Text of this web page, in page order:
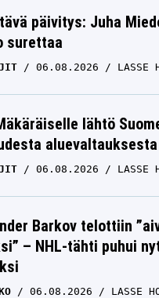
päivitys: Juha
surettaa
06.08.2026 LASSE
lähtö
aluevaltauksesta
06.08.2026 LASSE
Barkov telottiin
– NHL-tähti puhui
06.08.2026 LASSE